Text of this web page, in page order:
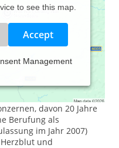
to see this map.
Accept
Management
Löwen geboren.
Laufbahn über
davon 20 Jahre
Berufung als
im Jahr 2007)
und